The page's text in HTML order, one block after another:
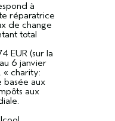
à
réparatrice
de change
total
EUR (sur la
6 janvier
« charity:
basée aux
aux